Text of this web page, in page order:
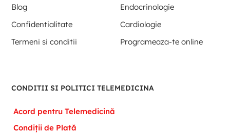
Blog
Endocrinologie
Confidentialitate
Cardiologie
Termeni si conditii
Programeaza-te online
CONDITII SI POLITICI TELEMEDICINA
Acord pentru Telemedicină
Condiții de Plată